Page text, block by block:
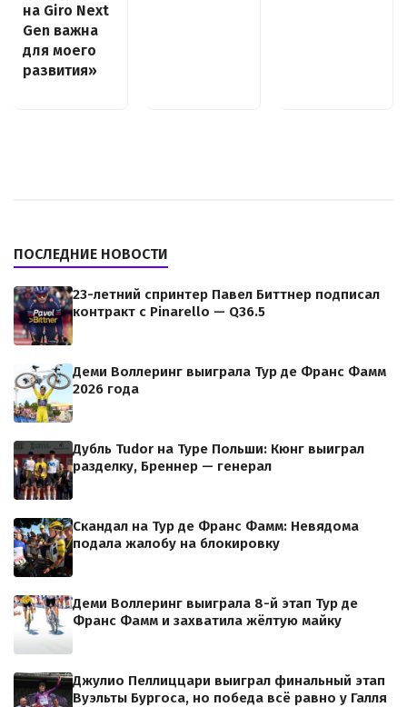
на Giro Next
Gen важна
для моего
развития»
ПОСЛЕДНИЕ НОВОСТИ
23-летний спринтер Павел Биттнер подписал
контракт с Pinarello — Q36.5
Деми Воллеринг выиграла Тур де Франс Фамм
2026 года
Дубль Tudor на Туре Польши: Кюнг выиграл
разделку, Бреннер — генерал
Скандал на Тур де Франс Фамм: Невядома
подала жалобу на блокировку
Деми Воллеринг выиграла 8-й этап Тур де
Франс Фамм и захватила жёлтую майку
Джулио Пеллиццари выиграл финальный этап
Вуэльты Бургоса, но победа всё равно у Галля